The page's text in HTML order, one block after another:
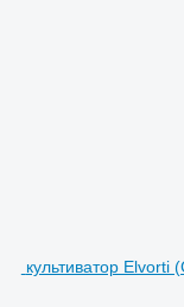
культиватор